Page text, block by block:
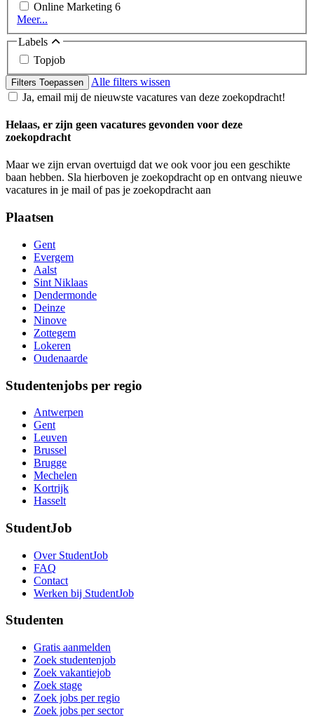
Online Marketing 6
Meer...
Labels
Topjob
Filters Toepassen
Alle filters wissen
Ja, email mij de nieuwste vacatures van deze zoekopdracht!
Helaas, er zijn geen vacatures gevonden voor deze
zoekopdracht
Maar we zijn ervan overtuigd dat we ook voor jou een geschikte
baan hebben. Sla hierboven je zoekopdracht op en ontvang nieuwe
vacatures in je mail of pas je zoekopdracht aan
Plaatsen
Gent
Evergem
Aalst
Sint Niklaas
Dendermonde
Deinze
Ninove
Zottegem
Lokeren
Oudenaarde
Studentenjobs per regio
Antwerpen
Gent
Leuven
Brussel
Brugge
Mechelen
Kortrijk
Hasselt
StudentJob
Over StudentJob
FAQ
Contact
Werken bij StudentJob
Studenten
Gratis aanmelden
Zoek studentenjob
Zoek vakantiejob
Zoek stage
Zoek jobs per regio
Zoek jobs per sector